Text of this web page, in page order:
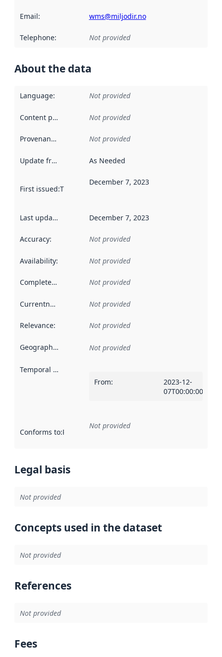
Email: wms@miljodir.no
Telephone: Not provided
About the data
Language: Not provided
Content providers Not provided
Provenance Not provided
Update frequency As Needed
First issued:This date indicates when the data in this
December 7, 2023
Last updated December 7, 2023
Accuracy: Not provided
Availability: Not provided
Completeness Not provided
Currentness Not provided
Relevance: Not provided
Geographical scope Not provided
Temporal scope
From:
2023-12-
07T00:00:00Z
Conforms to:Reference to an implementation rule or other
Not provided
Legal basis
Not provided
Concepts used in the dataset
Not provided
References
Not provided
Fees